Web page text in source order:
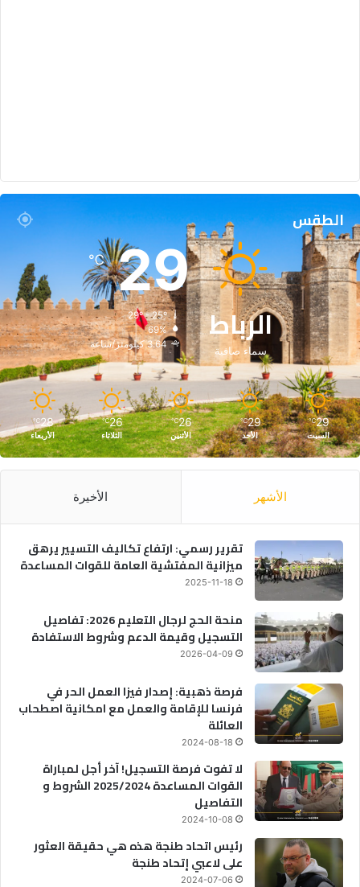
الطقس
الرباط
سماء صافية
29
℃
29º - 25º
69%
3.64 كيلومتر/ساعة
29
℃
السبت
29
℃
الأحد
26
℃
الأثنين
26
℃
الثلاثاء
28
℃
الأربعاء
الأشهر الأخيرة
تقرير رسمي: ارتفاع تكاليف التسيير يرهق
ميزانية المفتشية العامة للقوات المساعدة
2025-11-18
منحة الحج لرجال التعليم 2026: تفاصيل
التسجيل وقيمة الدعم وشروط الاستفادة
2026-04-09
فرصة ذهبية: إصدار فيزا العمل الحر في
فرنسا للإقامة والعمل مع امكانية اصطحاب
العائلة
2024-08-18
لا تفوت فرصة التسجيل! آخر أجل لمباراة
القوات المساعدة 2025/2024 الشروط و
التفاصيل
2024-10-08
رئيس اتحاد طنجة هذه هي حقيقة العثور
على لاعبي إتحاد طنجة
2024-07-06